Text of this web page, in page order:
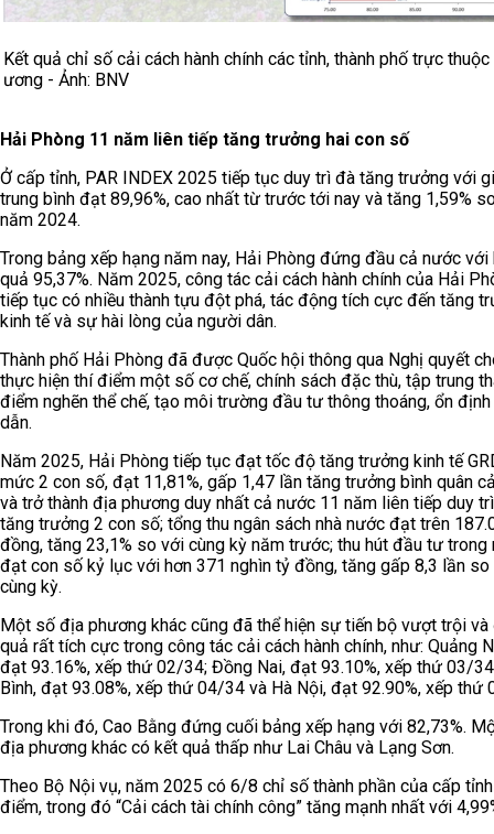
Kết quả chỉ số cải cách hành chính các tỉnh, thành phố trực thuộc
ương - Ảnh: BNV
Hải Phòng 11 năm liên tiếp tăng trưởng hai con số
Ở cấp tỉnh, PAR INDEX 2025 tiếp tục duy trì đà tăng trưởng với
trung bình đạt 89,96%, cao nhất từ trước tới nay và tăng 1,59%
năm 2024.
Trong bảng xếp hạng năm nay, Hải Phòng đứng đầu cả nước với
quả 95,37%. Năm 2025, công tác cải cách hành chính của Hải
tiếp tục có nhiều thành tựu đột phá, tác động tích cực đến tăng
kinh tế và sự hài lòng của người dân.
Thành phố Hải Phòng đã được Quốc hội thông qua Nghị quyết
thực hiện thí điểm một số cơ chế, chính sách đặc thù, tập trung
điểm nghẽn thể chế, tạo môi trường đầu tư thông thoáng, ổn
dẫn.
Năm 2025, Hải Phòng tiếp tục đạt tốc độ tăng trưởng kinh tế
mức 2 con số, đạt 11,81%, gấp 1,47 lần tăng trưởng bình quân
và trở thành địa phương duy nhất cả nước 11 năm liên tiếp duy
tăng trưởng 2 con số; tổng thu ngân sách nhà nước đạt trên
đồng, tăng 23,1% so với cùng kỳ năm trước; thu hút đầu tư trong
đạt con số kỷ lục với hơn 371 nghìn tỷ đồng, tăng gấp 8,3 lần so
cùng kỳ.
Một số địa phương khác cũng đã thể hiện sự tiến bộ vượt trội
quả rất tích cực trong công tác cải cách hành chính, như: Quảng
đạt 93.16%, xếp thứ 02/34; Đồng Nai, đạt 93.10%, xếp thứ 03/
Bình, đạt 93.08%, xếp thứ 04/34 và Hà Nội, đạt 92.90%, xếp thứ
Trong khi đó, Cao Bằng đứng cuối bảng xếp hạng với 82,73%.
địa phương khác có kết quả thấp như Lai Châu và Lạng Sơn.
Theo Bộ Nội vụ, năm 2025 có 6/8 chỉ số thành phần của cấp
điểm, trong đó “Cải cách tài chính công” tăng mạnh nhất với